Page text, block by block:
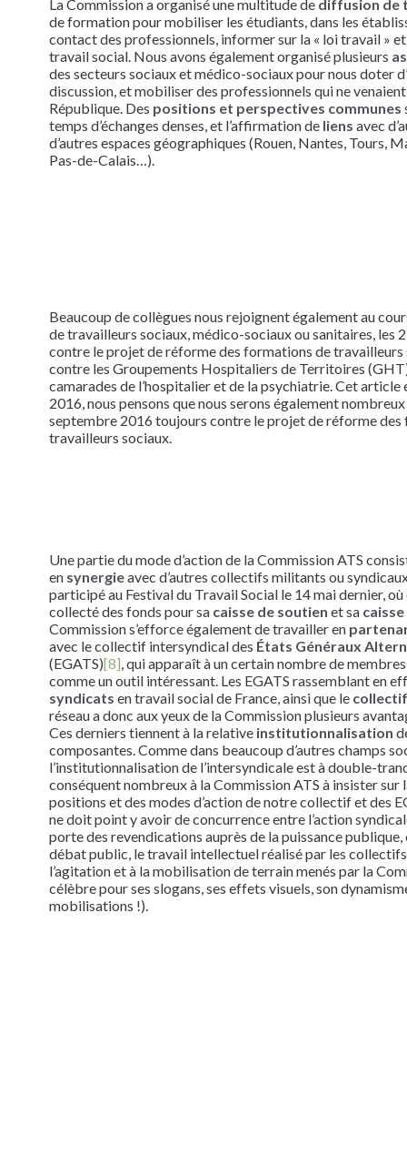
La Commission a organisé une multitude de diffusion de
de formation pour mobiliser les étudiants, dans les
contact des professionnels, informer sur la « loi travail »
travail social. Nous avons également organisé plusieurs
des secteurs sociaux et médico-sociaux pour nous doter
discussion, et mobiliser des professionnels qui ne
République. Des positions et perspectives communes
temps d’échanges denses, et l’affirmation de liens avec
d’autres espaces géographiques (Rouen, Nantes, Tours,
Pas-de-Calais…).
Beaucoup de collègues nous rejoignent également au
de travailleurs sociaux, médico-sociaux ou sanitaires, les
contre le projet de réforme des formations de travailleurs
contre les Groupements Hospitaliers de Territoires
camarades de l’hospitalier et de la psychiatrie. Cet article
2016, nous pensons que nous serons également
septembre 2016 toujours contre le projet de réforme des
travailleurs sociaux.
Une partie du mode d’action de la Commission ATS
en synergieavec d’autres collectifs militants ou
participé au Festival du Travail Social le 14 mai dernier,
collecté des fonds pour sa caisse de soutien et sa
Commission s’efforce également de travailler en
avec le collectif intersyndical des États Généraux
(EGATS)[8], qui apparaît à un certain nombre de
comme un outil intéressant. Les EGATS rassemblant en
syndicats en travail social de France, ainsi que le collectif
réseau a donc aux yeux de la Commission plusieurs
Ces derniers tiennent à la relative institutionnalisation
composantes. Comme dans beaucoup d’autres champs
l’institutionnalisation de l’intersyndicale est à double-
conséquent nombreux à la Commission ATS à insister sur
positions et des modes d’action de notre collectif et des
ne doit point y avoir de concurrence entre l’action
porte des revendications auprès de la puissance publique,
débat public, le travail intellectuel réalisé par les
l’agitation et à la mobilisation de terrain menés par la
célèbre pour ses slogans, ses effets visuels, son
mobilisations !).